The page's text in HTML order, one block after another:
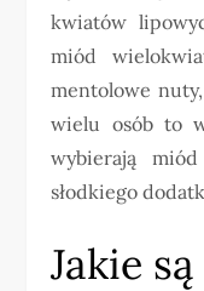
kwiatów
miód
mentolowe
wielu osób to
wybierają
słodkiego
Jakie